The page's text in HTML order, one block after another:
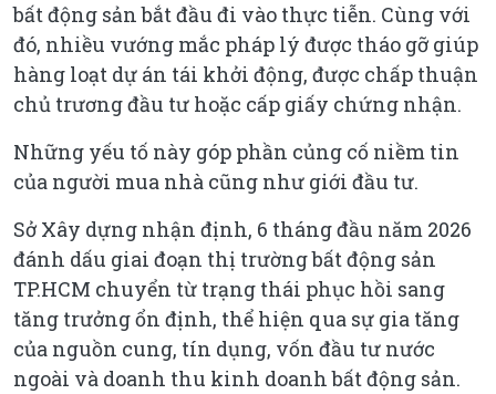
bất động sản bắt đầu đi vào thực tiễn. Cùng với
đó, nhiều vướng mắc pháp lý được tháo gỡ giúp
hàng loạt dự án tái khởi động, được chấp thuận
chủ trương đầu tư hoặc cấp giấy chứng nhận.
Những yếu tố này góp phần củng cố niềm tin
của người mua nhà cũng như giới đầu tư.
Sở Xây dựng nhận định, 6 tháng đầu năm 2026
đánh dấu giai đoạn thị trường bất động sản
TP.HCM chuyển từ trạng thái phục hồi sang
tăng trưởng ổn định, thể hiện qua sự gia tăng
của nguồn cung, tín dụng, vốn đầu tư nước
ngoài và doanh thu kinh doanh bất động sản.